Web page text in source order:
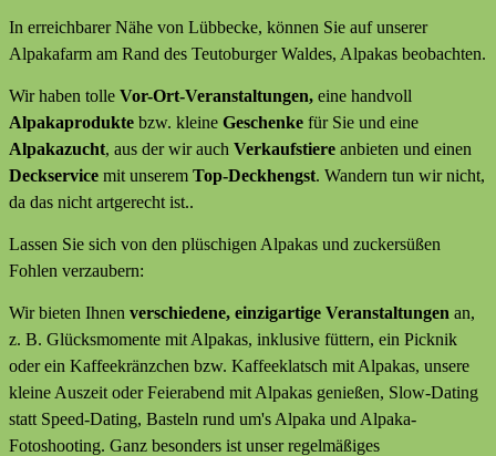
In erreichbarer Nähe von Lübbecke, können Sie auf unserer
Alpakafarm am Rand des Teutoburger Waldes, Alpakas beobachten.
Wir haben tolle Vor-Ort-Veranstaltungen, eine handvoll
Alpakaprodukte bzw. kleine Geschenke für Sie und eine
Alpakazucht, aus der wir auch Verkaufstiere anbieten und einen
Deckservice mit unserem Top-Deckhengst. Wandern tun wir nicht,
da das nicht artgerecht ist..
Lassen Sie sich von den plüschigen Alpakas und zuckersüßen
Fohlen verzaubern:
Wir bieten Ihnen verschiedene, einzigartige Veranstaltungen an,
z. B. Glücksmomente mit Alpakas, inklusive füttern, ein Picknik
oder ein Kaffeekränzchen bzw. Kaffeeklatsch mit Alpakas, unsere
kleine Auszeit oder Feierabend mit Alpakas genießen, Slow-Dating
statt Speed-Dating, Basteln rund um's Alpaka und Alpaka-
Fotoshooting. Ganz besonders ist unser regelmäßiges